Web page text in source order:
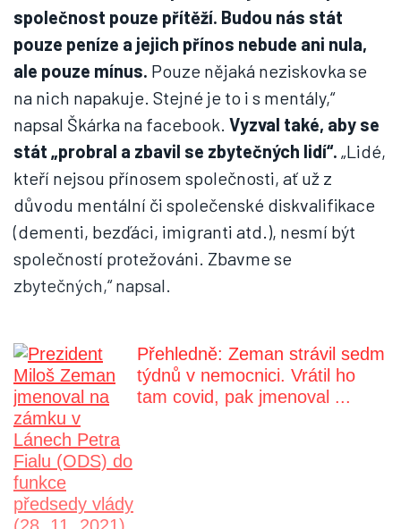
společnost pouze přítěží. Budou nás stát
pouze peníze a jejich přínos nebude ani nula,
ale pouze mínus. Pouze nějaká neziskovka se
na nich napakuje. Stejné je to i s mentály,“
napsal Škárka na facebook. Vyzval také, aby se
stát „probral a zbavil se zbytečných lidí“. „Lidé,
kteří nejsou přínosem společnosti, ať už z
důvodu mentální či společenské diskvalifikace
(dementi, bezďáci, imigranti atd.), nesmí být
společností protežováni. Zbavme se
zbytečných,“ napsal.
Přehledně: Zeman strávil sedm
týdnů v nemocnici. Vrátil ho
tam covid, pak jmenoval ...